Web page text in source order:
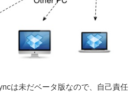
は未だベータ版なので、自己責任